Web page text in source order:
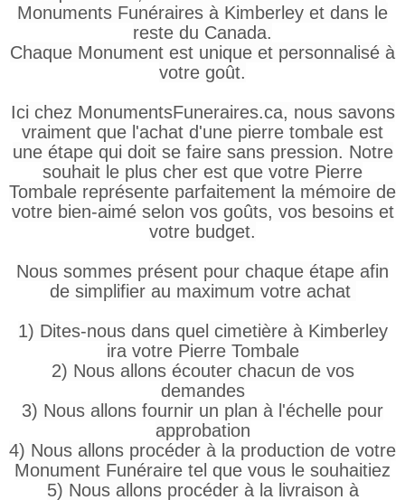
Monuments Funéraires à Kimberley et dans le
reste du Canada.
Chaque Monument est unique et personnalisé à
votre goût.
Ici chez MonumentsFuneraires.ca, nous savons
vraiment que l'achat d'une pierre tombale est
une étape qui doit se faire sans pression. Notre
souhait le plus cher est que votre Pierre
Tombale représente parfaitement la mémoire de
votre bien-aimé selon vos goûts, vos besoins et
votre budget.
Nous sommes présent pour chaque étape afin
de simplifier au maximum votre achat
1) Dites-nous dans quel cimetière à Kimberley
ira votre Pierre Tombale
2) Nous allons écouter chacun de vos
demandes
3) Nous allons fournir un plan à l'échelle pour
approbation
4) Nous allons procéder à la production de votre
Monument Funéraire tel que vous le souhaitiez
5) Nous allons procéder à la livraison à